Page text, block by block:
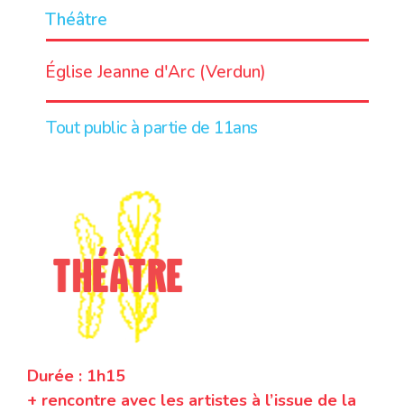
Théâtre
LIEU
Église Jeanne d'Arc (Verdun)
Tout public à partie de 11ans
Durée : 1h15
+ rencontre avec les artistes à l’issue de la